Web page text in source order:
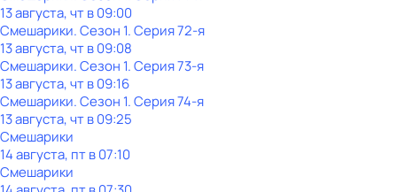
13 августа, чт в 09:00
Смешарики. Сезон 1. Серия 72-я
13 августа, чт в 09:08
Смешарики. Сезон 1. Серия 73-я
13 августа, чт в 09:16
Смешарики. Сезон 1. Серия 74-я
13 августа, чт в 09:25
Смешарики
14 августа, пт в 07:10
Смешарики